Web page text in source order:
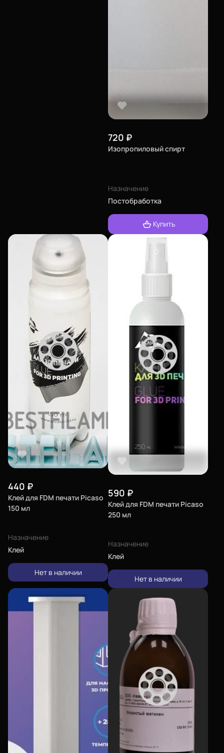
720 ₽
Изопропиловый спирт
Назначение
Постобработка
Купить
440 ₽
Клей для FDM печати Picaso
150 мл
Назначение
Клей
Нет в наличии
590 ₽
Клей для FDM печати Picaso
250 мл
Назначение
Клей
Нет в наличии
Еще